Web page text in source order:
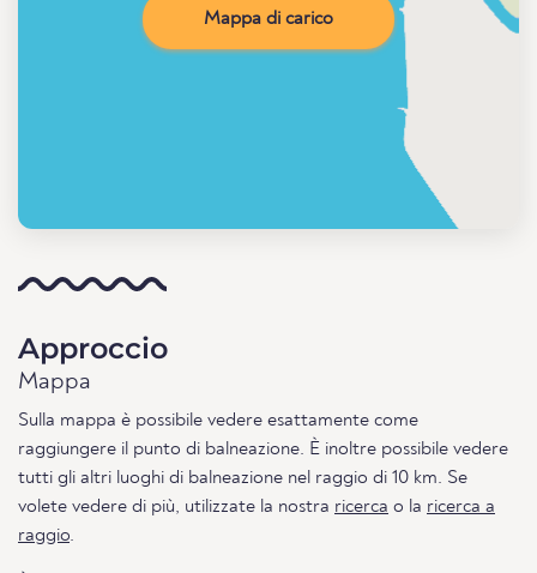
Mappa di carico
Approccio
Mappa
Sulla mappa è possibile vedere esattamente come
raggiungere il punto di balneazione. È inoltre possibile vedere
tutti gli altri luoghi di balneazione nel raggio di 10 km. Se
volete vedere di più, utilizzate la nostra ricerca o la ricerca a
raggio.